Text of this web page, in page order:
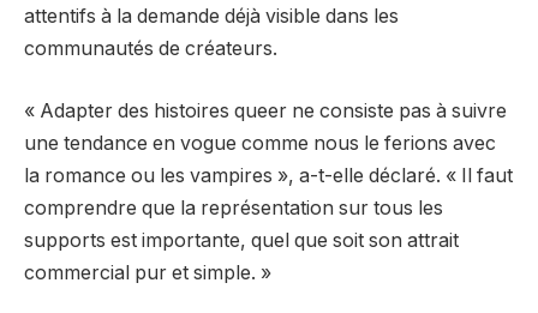
attentifs à la demande déjà visible dans les
communautés de créateurs.
« Adapter des histoires queer ne consiste pas à suivre
une tendance en vogue comme nous le ferions avec
la romance ou les vampires », a-t-elle déclaré. « Il faut
comprendre que la représentation sur tous les
supports est importante, quel que soit son attrait
commercial pur et simple. »